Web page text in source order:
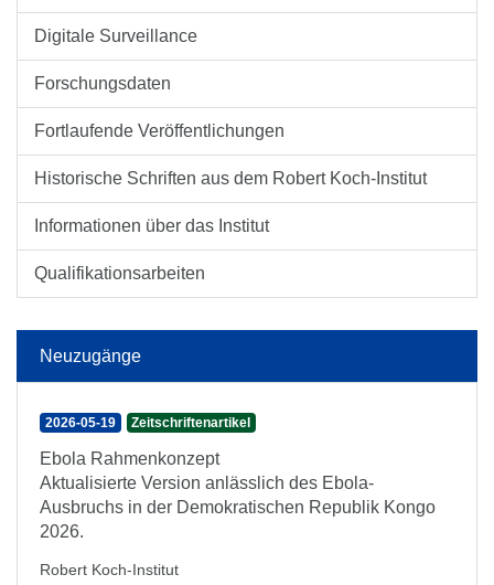
Digitale Surveillance
Forschungsdaten
Fortlaufende Veröffentlichungen
Historische Schriften aus dem Robert Koch-Institut
Informationen über das Institut
Qualifikationsarbeiten
Neuzugänge
2026-05-19 Zeitschriftenartikel
Ebola Rahmenkonzept
Aktualisierte Version anlässlich des Ebola-
Ausbruchs in der Demokratischen Republik Kongo
2026.
Robert Koch-Institut